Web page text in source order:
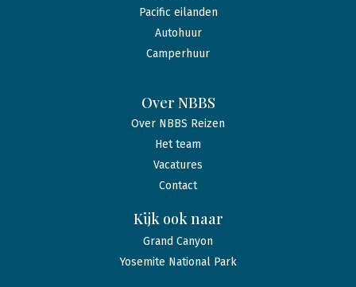
Pacific eilanden
Autohuur
Camperhuur
Over NBBS
Over NBBS Reizen
Het team
Vacatures
Contact
Kijk ook naar
Grand Canyon
Yosemite National Park